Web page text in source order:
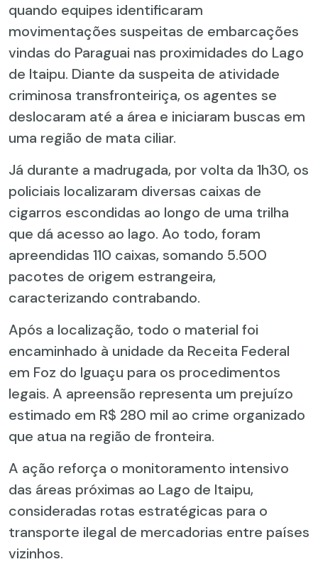
quando equipes identificaram
movimentações suspeitas de embarcações
vindas do Paraguai nas proximidades do Lago
de Itaipu. Diante da suspeita de atividade
criminosa transfronteiriça, os agentes se
deslocaram até a área e iniciaram buscas em
uma região de mata ciliar.
Já durante a madrugada, por volta da 1h30, os
policiais localizaram diversas caixas de
cigarros escondidas ao longo de uma trilha
que dá acesso ao lago. Ao todo, foram
apreendidas 110 caixas, somando 5.500
pacotes de origem estrangeira,
caracterizando contrabando.
Após a localização, todo o material foi
encaminhado à unidade da Receita Federal
em Foz do Iguaçu para os procedimentos
legais. A apreensão representa um prejuízo
estimado em R$ 280 mil ao crime organizado
que atua na região de fronteira.
A ação reforça o monitoramento intensivo
das áreas próximas ao Lago de Itaipu,
consideradas rotas estratégicas para o
transporte ilegal de mercadorias entre países
vizinhos.